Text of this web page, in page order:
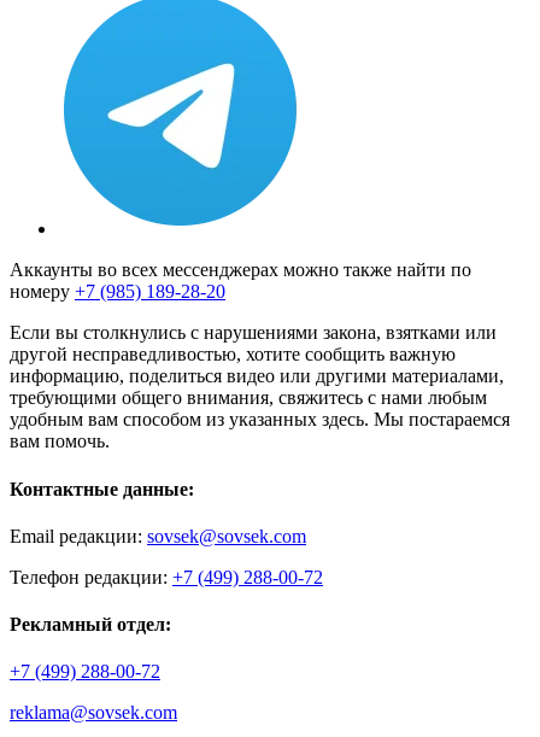
Аккаунты во всех мессенджерах можно также найти по
номеру +7 (985) 189-28-20
Если вы столкнулись с нарушениями закона, взятками или
другой несправедливостью, хотите сообщить важную
информацию, поделиться видео или другими материалами,
требующими общего внимания, свяжитесь с нами любым
удобным вам способом из указанных здесь. Мы постараемся
вам помочь.
Контактные данные:
Email редакции: sovsek@sovsek.com
Телефон редакции: +7 (499) 288-00-72
Рекламный отдел:
+7 (499) 288-00-72
reklama@sovsek.com